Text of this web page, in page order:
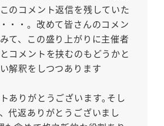
のコメント返信を残していた
・・。改めて皆さんのコメン
て、この盛り上がりに主催者
コメントを挟むのもどうかと
解釈をしつつあります
ありがとうございます｡そし
代返ありがとうございまし